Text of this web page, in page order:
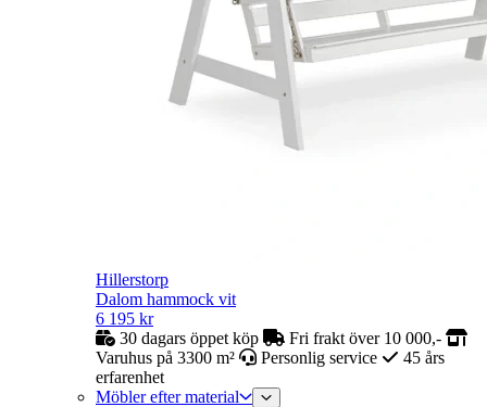
Hillerstorp
Dalom hammock vit
6 195 kr
30 dagars öppet köp
Fri frakt över 10 000,-
Varuhus på 3300 m²
Personlig service
45 års
erfarenhet
Möbler efter material